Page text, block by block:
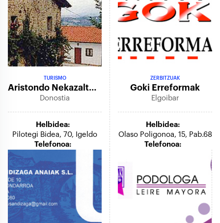
TURISMO
Aristondo Nekazalturismoa
Donostia
Helbidea:
Pilotegi Bidea, 70, Igeldo
Telefonoa:
ZERBITZUAK
Goki Erreformak
Elgoibar
Helbidea:
Olaso Poligonoa, 15, Pab.68
Telefonoa: